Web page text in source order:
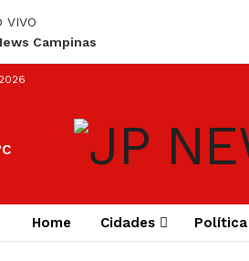
VIVO
Campinas
Home Cidades Política